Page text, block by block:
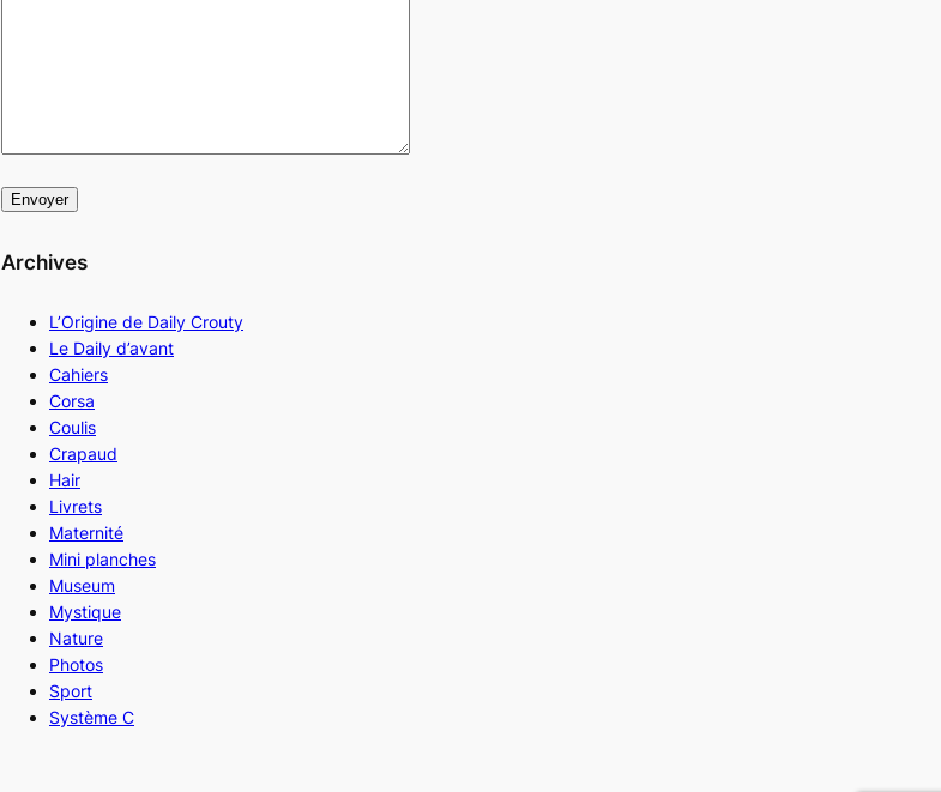
Archives
L’Origine de Daily Crouty
Le Daily d’avant
Cahiers
Corsa
Coulis
Crapaud
Hair
Livrets
Maternité
Mini planches
Museum
Mystique
Nature
Photos
Sport
Système C